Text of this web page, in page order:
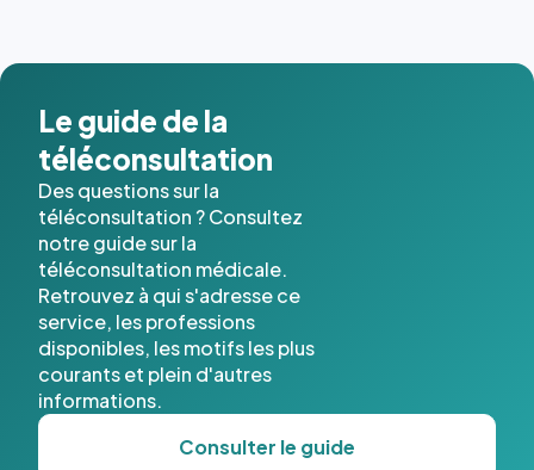
Le guide de la
téléconsultation
Des questions sur la
téléconsultation ? Consultez
notre guide sur la
téléconsultation médicale.
Retrouvez à qui s'adresse ce
service, les professions
disponibles, les motifs les plus
courants et plein d'autres
informations.
Consulter le guide